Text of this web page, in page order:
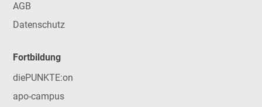
AGB
Datenschutz
Fortbildung
diePUNKTE:on
apo-campus